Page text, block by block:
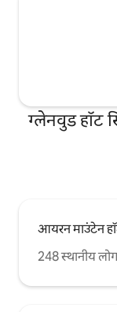
ग्लेनवुड हॉट
आयरन माउंटेन
248 स्थानीय